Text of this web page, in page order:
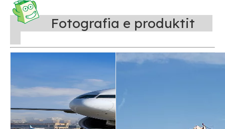
Fotografia e produktit